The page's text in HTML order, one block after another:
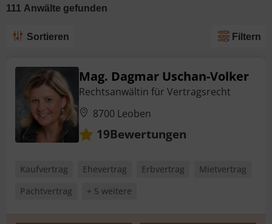
111 Anwälte gefunden
Sortieren Filtern
Mag. Dagmar Uschan-Volker
Rechtsanwältin für Vertragsrecht
8700 Leoben
19Bewertungen
Kaufvertrag Ehevertrag Erbvertrag
Mietvertrag
Pachtvertrag
+ 5 weitere